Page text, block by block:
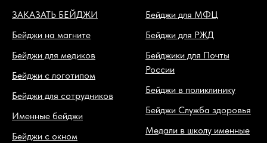
ЗАКАЗАТЬ БЕЙДЖИ
Бейджи на магните
Бейджи для медиков
Бейджи с логотипом
Бейджи для сотрудников
Именные бейджи
Бейджи с окном
Бейджи для МФЦ
Бейджи для РЖД
Бейджики для Почты
России
Бейджи в поликлинику
Бейджи Служба здоровья
Медали в школу именные